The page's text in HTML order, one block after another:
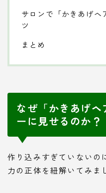
サロンで「かきあげヘ
ツ
まとめ
なぜ「かきあげ
ーに見せるのか？
作り込みすぎていないの
力の正体を紐解いてみま